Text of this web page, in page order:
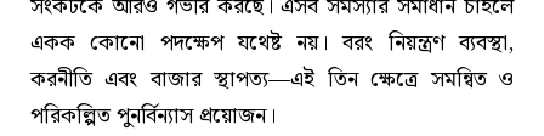
সংকটকে আরও গভীর করছে। এসব সমস্যার সমাধান চাইলে
একক কোনো পদক্ষেপ যথেষ্ট নয়। বরং নিয়ন্ত্রণ ব্যবস্থা,
করনীতি এবং বাজার স্থাপত্য—এই তিন ক্ষেত্রে সমন্বিত ও
পরিকল্পিত পুনর্বিন্যাস প্রয়োজন।